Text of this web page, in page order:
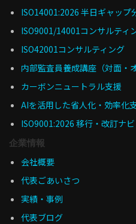
ISO14001:2026 半日ギャップ
ISO9001/14001コンサルティ
ISO42001コンサルティング
内部監査員養成講座（対面・
カーボンニュートラル支援
AIを活用した省人化・効率化
ISO9001:2026 移行・改訂ナビ
企業情報
会社概要
代表ごあいさつ
実績・事例
代表ブログ